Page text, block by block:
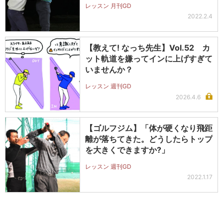
レッスン 月刊GD
2022.2.4
【教えて! なっち先生】Vol.52 カ
ット軌道を嫌ってインに上げすぎて
いませんか？
レッスン 週刊GD
2026.4.6
【ゴルフジム】「体が硬くなり飛距
離が落ちてきた。どうしたらトップ
を大きくできますか?」
レッスン 週刊GD
2022.1.17